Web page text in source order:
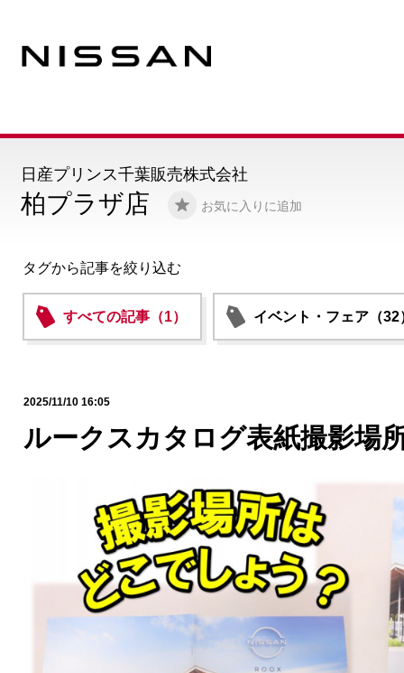
柏プラザ店 お気に入りに追加
日産プリンス千葉販売株式会社
タグから記事を絞り込む
すべての記事（1） イベント・フェア（32
2025/11/10 16:05
ルークスカタログ表紙撮影場